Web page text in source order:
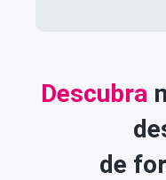
Descubra
de